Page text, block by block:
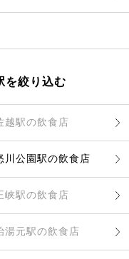
を絞り込む
越駅の飲食店
川公園駅の飲食店
峡駅の飲食店
湯元駅の飲食店